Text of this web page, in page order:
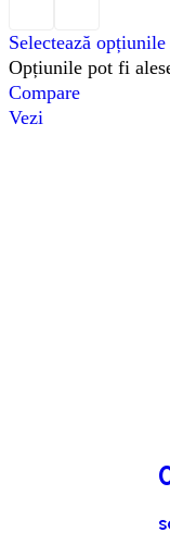
Selectează opțiunile
Opțiunile pot fi
Compare
Vezi